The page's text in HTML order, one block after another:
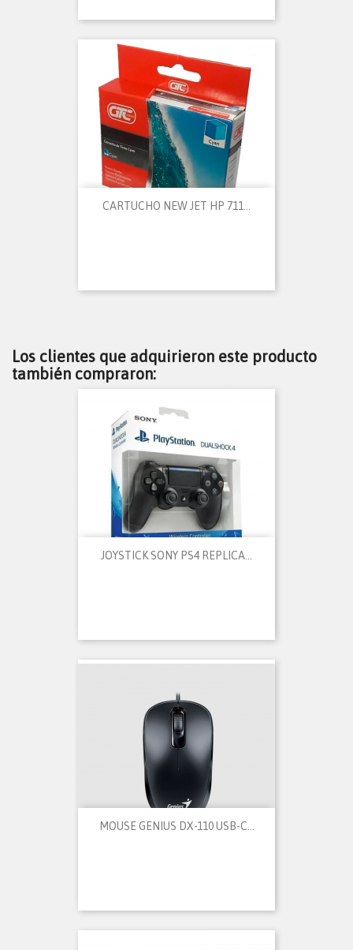
CARTUCHO NEW JET HP 711...
Los clientes que adquirieron este producto
también compraron:
JOYSTICK SONY PS4 REPLICA...
MOUSE GENIUS DX-110 USB-C...